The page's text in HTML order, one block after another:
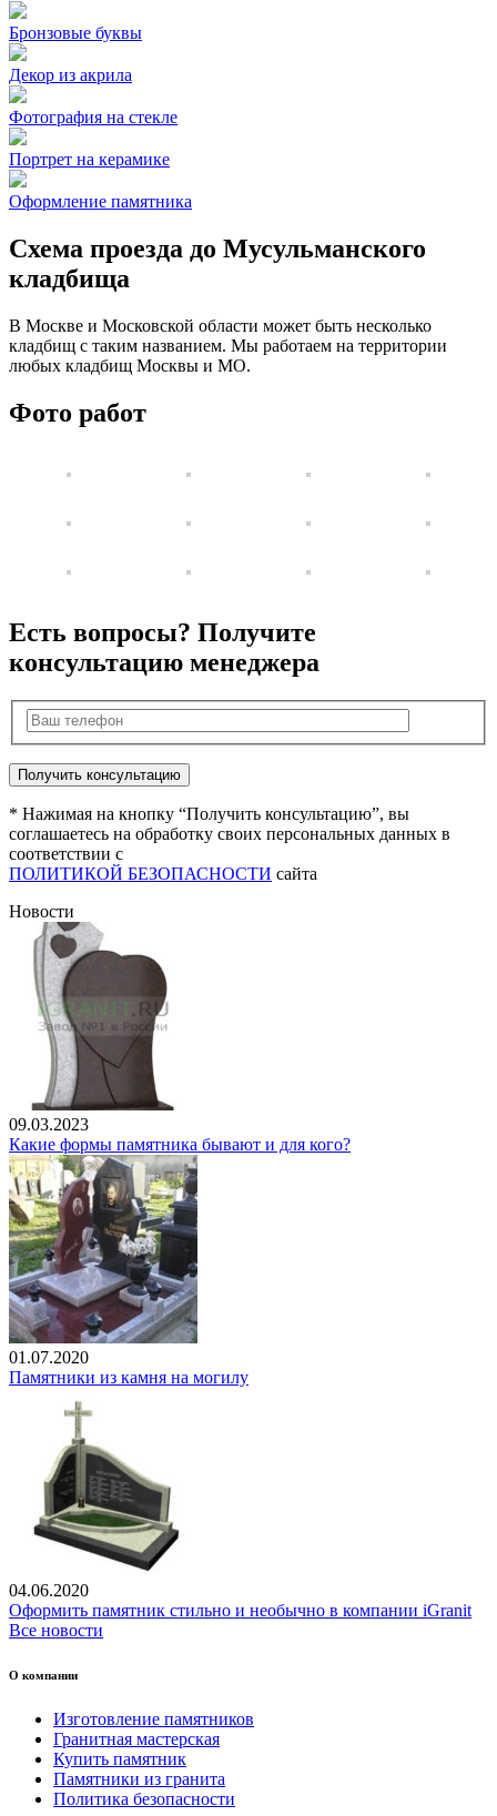
Бронзовые буквы
Декор из акрила
Фотография на стекле
Портрет на керамике
Оформление памятника
Схема проезда до Мусульманского
кладбища
В Москве и Московской области может быть несколько
кладбищ с таким названием. Мы работаем на территории
любых кладбищ Москвы и МО.
Фото работ
Есть вопросы? Получите
консультацию менеджера
* Нажимая на кнопку “Получить консультацию”, вы
соглашаетесь на обработку своих персональных данных в
соответствии с
ПОЛИТИКОЙ БЕЗОПАСНОСТИ сайта
Новости
09.03.2023
Какие формы памятника бывают и для кого?
01.07.2020
Памятники из камня на могилу
04.06.2020
Оформить памятник стильно и необычно в компании iGranit
Все новости
О компании
Изготовление памятников
Гранитная мастерская
Купить памятник
Памятники из гранита
Политика безопасности